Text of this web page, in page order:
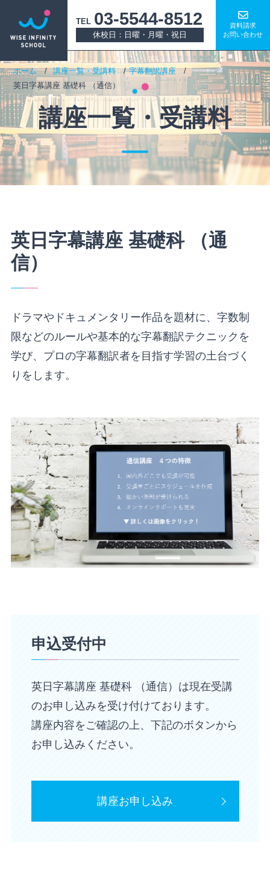
TEL 03-5544-8512
休校日：日曜・月曜・祝日
資料請求
お問い合わせ
ホーム 講座一覧・受講料
字幕翻訳講座
英日字幕講座 基礎科 （通信）
講座一覧・受講料
英日字幕講座 基礎科 （通
信）
ドラマやドキュメンタリー作品を題材に、字数制
限などのルールや基本的な字幕翻訳テクニックを
学び、プロの字幕翻訳者を目指す学習の土台づく
りをします。
申込受付中
英日字幕講座 基礎科 （通信）は現在受講
のお申し込みを受け付けております。
講座内容をご確認の上、下記のボタンから
お申し込みください。
講座お申し込み